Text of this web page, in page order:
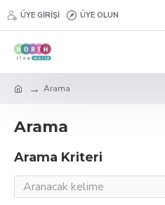
ÜYE GIRIŞI ÜYE OLUN
Arama
Arama
Arama Kriteri